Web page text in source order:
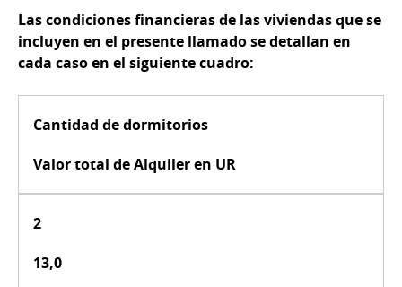
Las condiciones financieras de las viviendas que se
incluyen en el presente llamado se detallan en
cada caso en el siguiente cuadro:
Cantidad de dormitorios
Valor total de Alquiler en UR
2
13,0